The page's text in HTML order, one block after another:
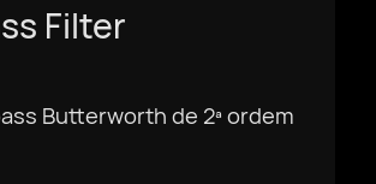
Filter
Butterworth de 2ª ordem